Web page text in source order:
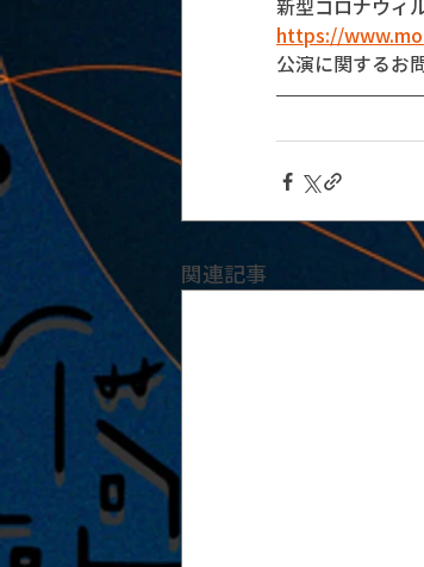
新型コロナウィ
https://
公演に関するお
関連記事